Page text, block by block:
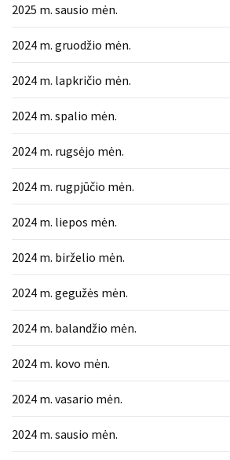
2025 m. sausio mėn.
2024 m. gruodžio mėn.
2024 m. lapkričio mėn.
2024 m. spalio mėn.
2024 m. rugsėjo mėn.
2024 m. rugpjūčio mėn.
2024 m. liepos mėn.
2024 m. birželio mėn.
2024 m. gegužės mėn.
2024 m. balandžio mėn.
2024 m. kovo mėn.
2024 m. vasario mėn.
2024 m. sausio mėn.